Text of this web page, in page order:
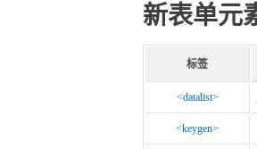
新表单元
标签
<datalist>
<keygen>